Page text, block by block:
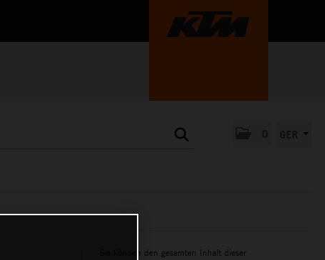
Sie können den gesamten Inhalt dieser